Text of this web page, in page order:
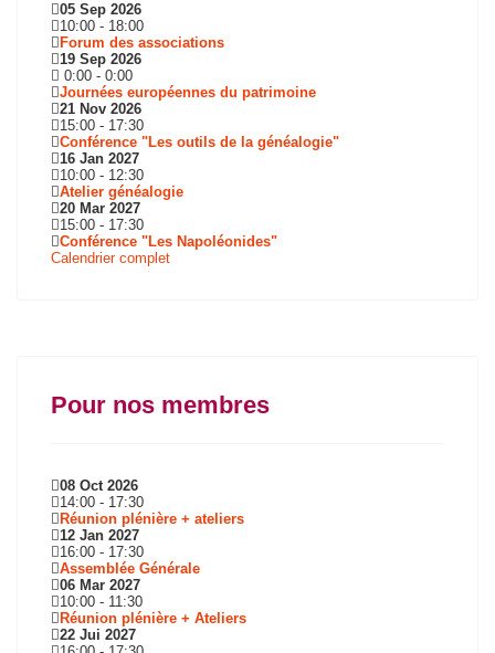
05 Sep 2026
10:00 - 18:00
Forum des associations
19 Sep 2026
0:00 - 0:00
Journées européennes du patrimoine
21 Nov 2026
15:00 - 17:30
Conférence "Les outils de la généalogie"
16 Jan 2027
10:00 - 12:30
Atelier généalogie
20 Mar 2027
15:00 - 17:30
Conférence "Les Napoléonides"
Calendrier complet
Pour nos membres
08 Oct 2026
14:00 - 17:30
Réunion plénière + ateliers
12 Jan 2027
16:00 - 17:30
Assemblée Générale
06 Mar 2027
10:00 - 11:30
Réunion plénière + Ateliers
22 Jui 2027